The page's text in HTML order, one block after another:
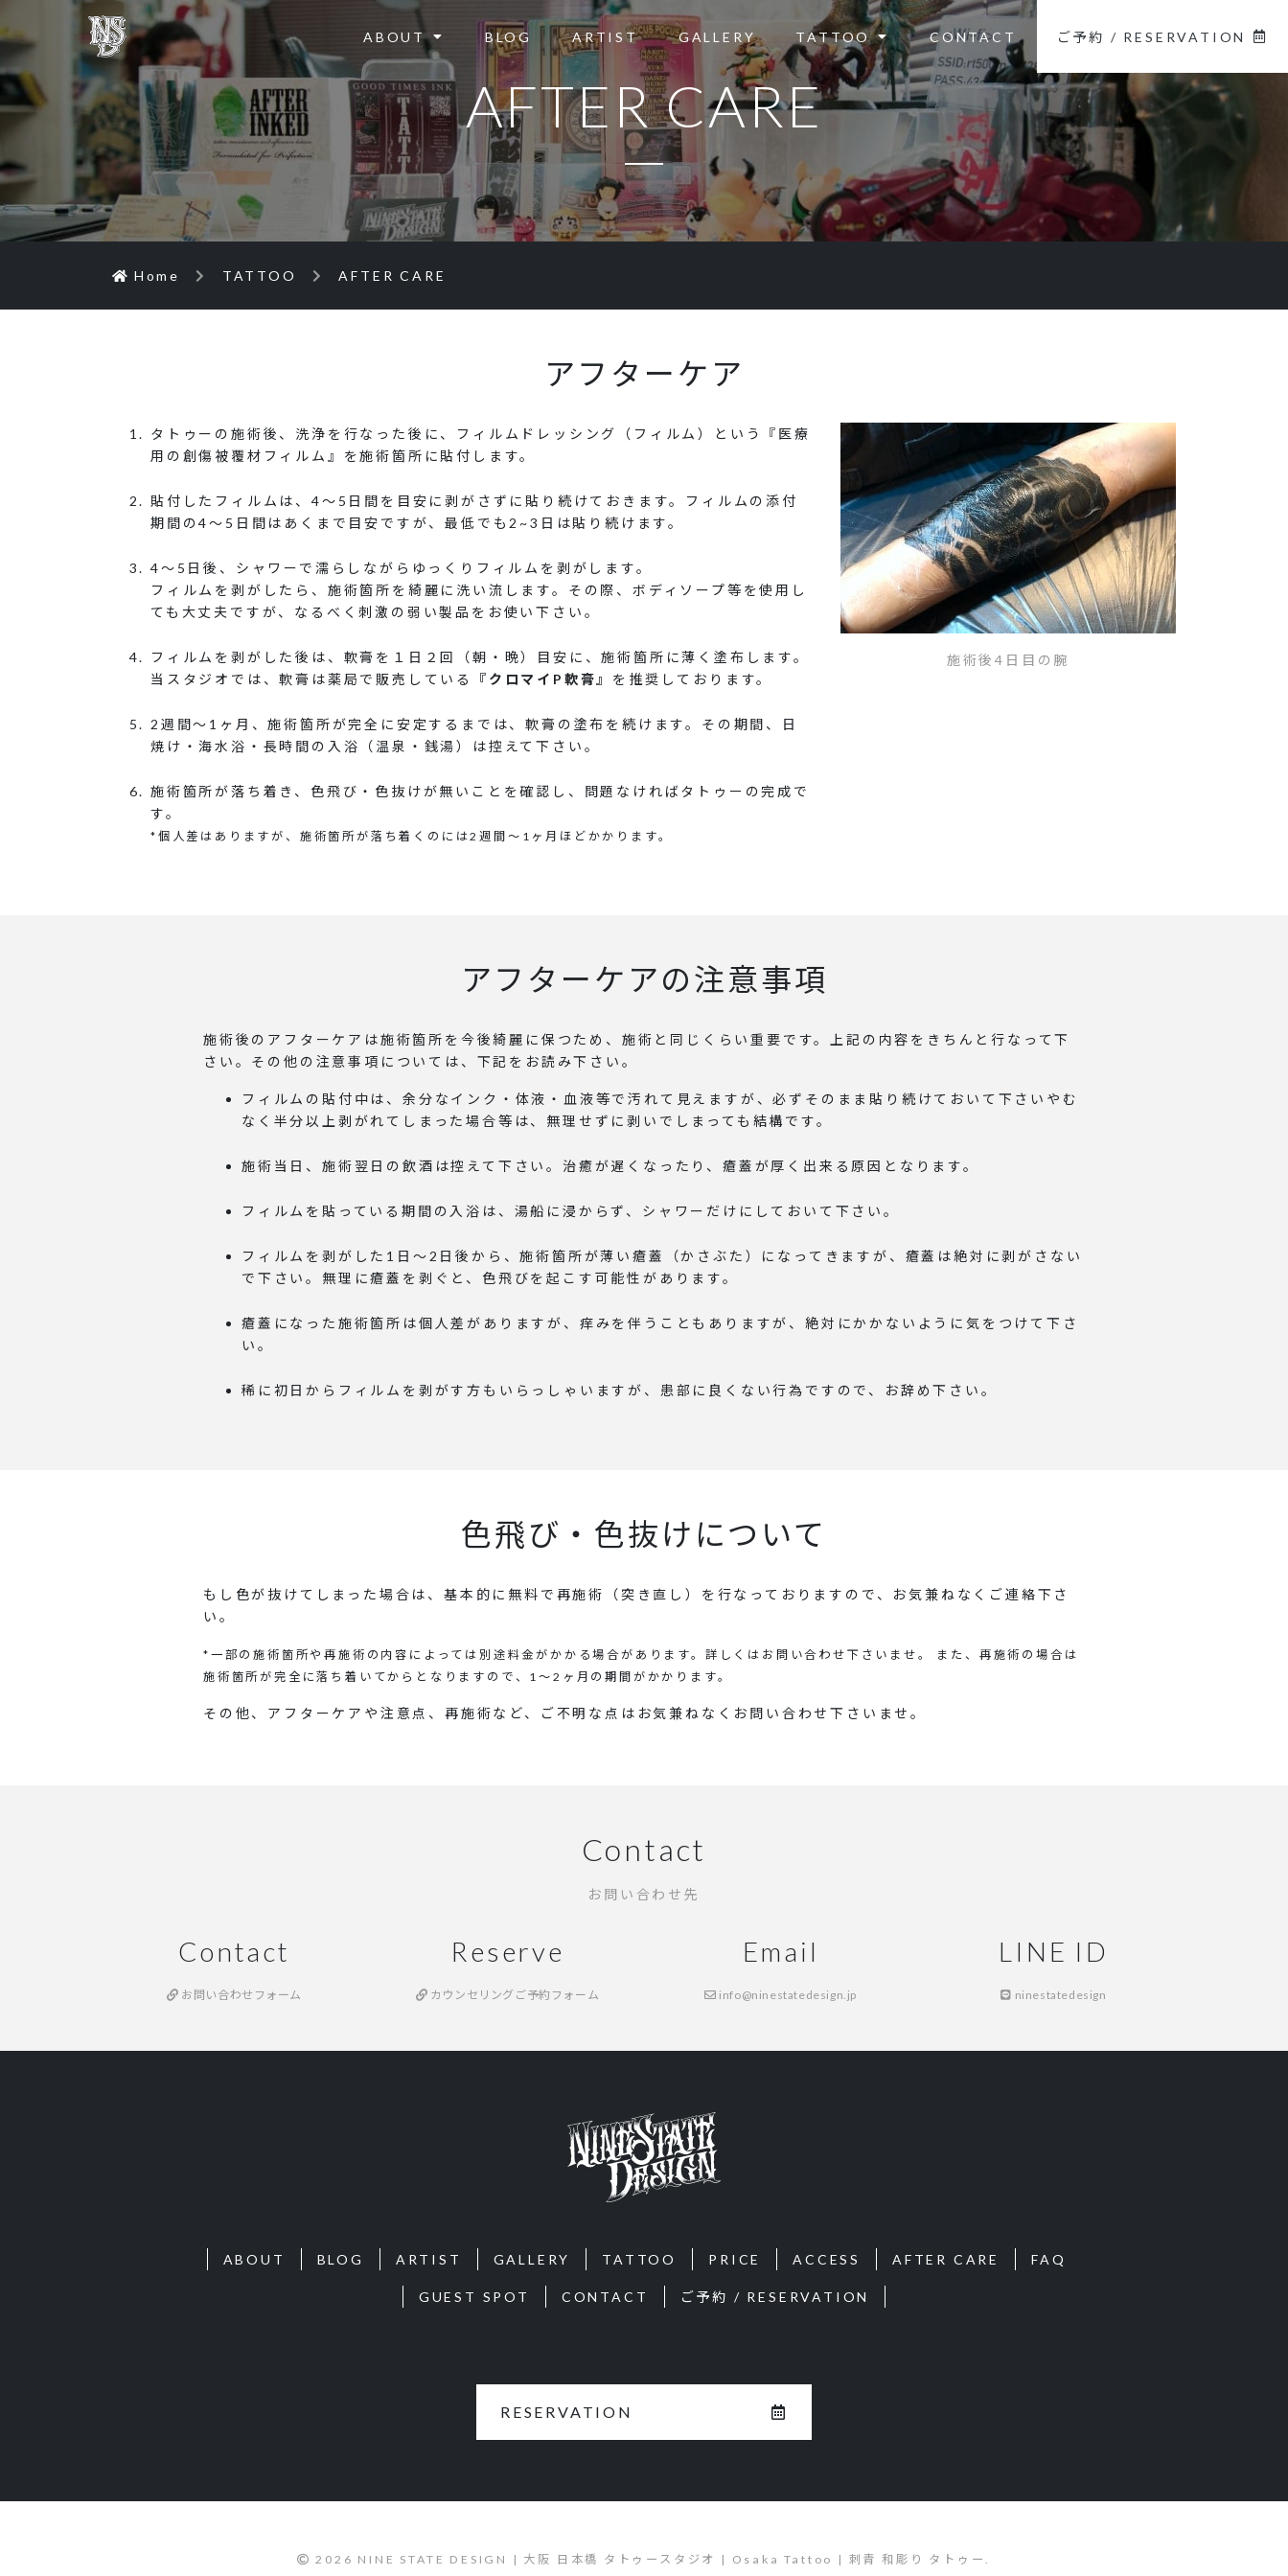
ABOUT BLOG ARTIST GALLERY TATTOO CONTACT ご予約 / RESERVATION
AFTER CARE
Home TATTOO AFTER CARE
アフターケア
タトゥーの施術後、洗浄を行なった後に、フィルムドレッシング（フィルム）という『医療
用の創傷被覆材フィルム』を施術箇所に貼付します。
貼付したフィルムは、4～5日間を目安に剥がさずに貼り続けておきます。フィルムの添付
期間の4～5日間はあくまで目安ですが、最低でも2~3日は貼り続けます。
4～5日後、シャワーで濡らしながらゆっくりフィルムを剥がします。
フィルムを剥がしたら、施術箇所を綺麗に洗い流します。その際、ボディソープ等を使用し
ても大丈夫ですが、なるべく刺激の弱い製品をお使い下さい。
フィルムを剥がした後は、軟膏を１日２回（朝・晩）目安に、施術箇所に薄く塗布します。
当スタジオでは、軟膏は薬局で販売している
『クロマイP軟膏』 を推奨しております。
2週間～1ヶ月、施術箇所が完全に安定するまでは、軟膏の塗布を続けます。その期間、日
焼け・海水浴・長時間の入浴（温泉・銭湯）は控えて下さい。
施術箇所が落ち着き、色飛び・色抜けが無いことを確認し、問題なければタトゥーの完成で
す。
*個人差はありますが、施術箇所が落ち着くのには2週間～1ヶ月ほどかかります。
施術後4日目の腕
アフターケアの注意事項
施術後のアフターケアは施術箇所を今後綺麗に保つため、施術と同じくらい重要です。上記の内容をきちんと行なって下
さい。その他の注意事項については、下記をお読み下さい。
フィルムの貼付中は、余分なインク・体液・血液等で汚れて見えますが、必ずそのまま貼り続けておいて下さいやむ
なく半分以上剥がれてしまった場合等は、無理せずに剥いでしまっても結構です。
施術当日、施術翌日の飲酒は控えて下さい。治癒が遅くなったり、瘡蓋が厚く出来る原因となります。
フィルムを貼っている期間の入浴は、湯船に浸からず、シャワーだけにしておいて下さい。
フィルムを剥がした1日～2日後から、施術箇所が薄い瘡蓋（かさぶた）になってきますが、瘡蓋は絶対に剥がさない
で下さい。無理に瘡蓋を剥ぐと、色飛びを起こす可能性があります。
瘡蓋になった施術箇所は個人差がありますが、痒みを伴うこともありますが、絶対にかかないように気をつけて下さ
い。
稀に初日からフィルムを剥がす方もいらっしゃいますが、患部に良くない行為ですので、お辞め下さい。
色飛び・色抜けについて
もし色が抜けてしまった場合は、基本的に無料で再施術（突き直し）を行なっておりますので、お気兼ねなくご連絡下さ
い。
*一部の施術箇所や再施術の内容によっては別途料金がかかる場合があります。詳しくはお問い合わせ下さいませ。 また、再施術の場合は
施術箇所が完全に落ち着いてからとなりますので、1～2ヶ月の期間がかかります。
その他、アフターケアや注意点、再施術など、ご不明な点はお気兼ねなくお問い合わせ下さいませ。
Contact
お問い合わせ先
Contact
お問い合わせフォーム
Reserve
カウンセリングご予約フォーム
Email
info@ninestatedesign.jp
LINE ID
ninestatedesign
ABOUT BLOG ARTIST GALLERY TATTOO PRICE ACCESS AFTER CARE FAQ
GUEST SPOT CONTACT ご予約 / RESERVATION
RESERVATION
2026 NINE STATE DESIGN | 大阪 日本橋 タトゥースタジオ | Osaka Tattoo | 刺青 和彫り タトゥー.